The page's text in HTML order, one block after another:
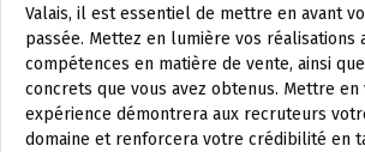
Valais, il est essentiel de mettre en avant
passée. Mettez en lumière vos réalisations
compétences en matière de vente, ainsi
concrets que vous avez obtenus. Mettre
expérience démontrera aux recruteurs
domaine et renforcera votre crédibilité en